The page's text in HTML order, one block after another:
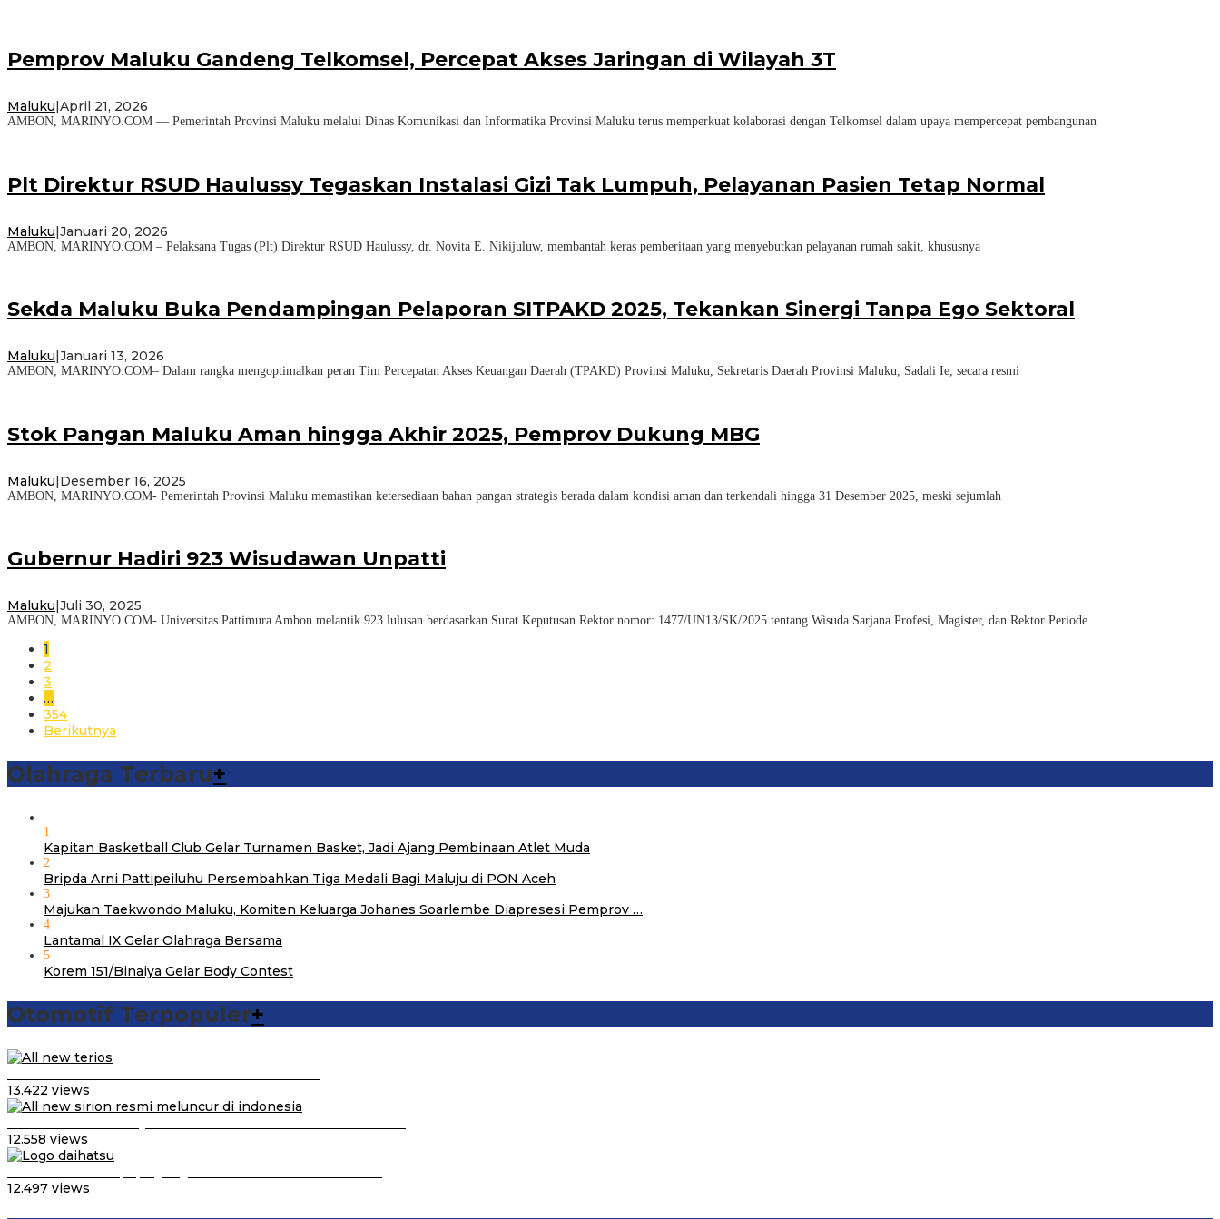
Pemprov Maluku Gandeng Telkomsel, Percepat Akses Jaringan di Wilayah 3T
Maluku April 21, 2026
AMBON, MARINYO.COM — Pemerintah Provinsi Maluku melalui Dinas Komunikasi dan Informatika Provinsi Maluku terus memperkuat kolaborasi dengan Telkomsel dalam upaya mempercepat pembangunan
Plt Direktur RSUD Haulussy Tegaskan Instalasi Gizi Tak Lumpuh, Pelayanan Pasien Tetap Normal
Maluku|Januari 20, 2026
AMBON, MARINYO.COM – Pelaksana Tugas (Plt) Direktur RSUD Haulussy, dr. Novita E. Nikijuluw, membantah keras pemberitaan yang menyebutkan pelayanan rumah sakit, khususnya
Sekda Maluku Buka Pendampingan Pelaporan SITPAKD 2025, Tekankan Sinergi Tanpa Ego Sektoral
Maluku Januari 13, 2026
AMBON, MARINYO.COM– Dalam rangka mengoptimalkan peran Tim Percepatan Akses Keuangan Daerah (TPAKD) Provinsi Maluku, Sekretaris Daerah Provinsi Maluku, Sadali Ie, secara resmi
Stok Pangan Maluku Aman hingga Akhir 2025, Pemprov Dukung MBG
Maluku|Desember 16, 2025
AMBON, MARINYO.COM- Pemerintah Provinsi Maluku memastikan ketersediaan bahan pangan strategis berada dalam kondisi aman dan terkendali hingga 31 Desember 2025, meski sejumlah
Gubernur Hadiri 923 Wisudawan Unpatti
Maluku Juli 30, 2025
AMBON, MARINYO.COM- Universitas Pattimura Ambon melantik 923 lulusan berdasarkan Surat Keputusan Rektor nomor: 1477/UN13/SK/2025 tentang Wisuda Sarjana Profesi, Magister, dan Rektor Periode
1
2
3
…
354
Berikutnya
Olahraga Terbaru+
1
Kapitan Basketball Club Gelar Turnamen Basket, Jadi Ajang Pembinaan Atlet Muda
2
Bripda Arni Pattipeiluhu Persembahkan Tiga Medali Bagi Maluju di PON Aceh
3
Majukan Taekwondo Maluku, Komiten Keluarga Johanes Soarlembe Diapresesi Pemprov …
4
Lantamal IX Gelar Olahraga Bersama
5
Korem 151/Binaiya Gelar Body Contest
Otomotif Terpopuler+
13.422 views
12.558 views
12.497 views